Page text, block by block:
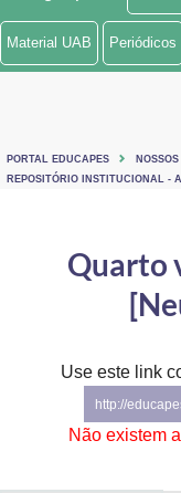
Ministério de Minas e Energia
Ministério do Turismo
Controladoria-Geral da União
Ministério da Mulher, da
Secretaria-Geral
Material UAB Periódicos
PORTAL EDUCAPES
REPOSITÓRIO INSTITUCIONAL -
Quarto
Use este link
http://
Não existem